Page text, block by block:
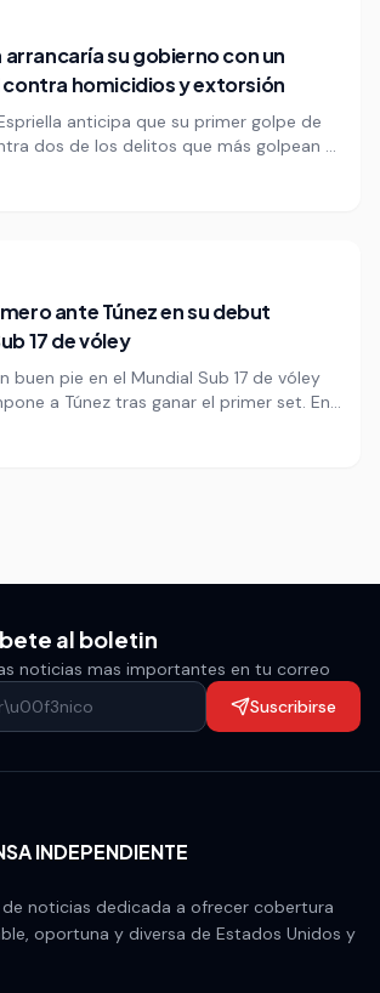
arrancaría su gobierno con un
homicidios y extorsión
anticipa que su primer golpe de
dos de los delitos que más golpean a
y extorsión. La medida se
apenas reciba la banda
ante Túnez en su debut
17 de vóley
buen pie en el Mundial Sub 17 de vóley
a Túnez tras ganar el primer set. En
la selección juvenil busca consolidar
puede marcar su estreno en el torneo.
al boletin
noticias mas importantes en tu correo
Suscribirse
INDEPENDIENTE
noticias dedicada a ofrecer cobertura
oportuna y diversa de Estados Unidos y